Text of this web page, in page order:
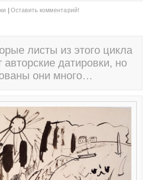
Оставить комментарий!
листы из этого цикла
датировки, но
они много…